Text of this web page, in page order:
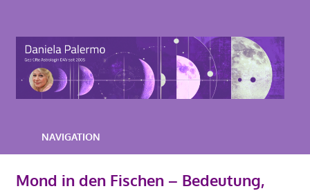
springen
Astrologie-
Beratung-
Daniela-
NAVIGATION
Mond in den Fischen – Bedeutung,